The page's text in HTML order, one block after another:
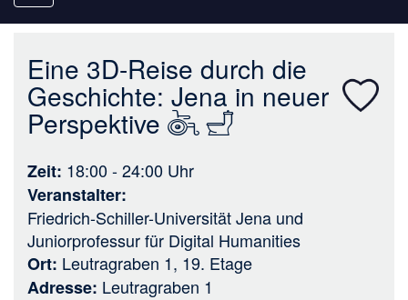
navigation
Eine 3D-Reise durch die
Geschichte: Jena in neuer
Perspektive
Zeit 18:00 - 24:00 Uhr
Veranstalter
Friedrich-Schiller-Universität Jena und
Juniorprofessur für Digital Humanities
Ort Leutragraben 1, 19. Etage
Adresse Leutragraben 1